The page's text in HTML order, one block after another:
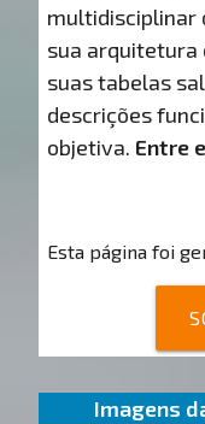
multidisciplinar
sua arquitetura
suas tabelas
descrições
objetiva. Entre
Esta página foi
Imagens